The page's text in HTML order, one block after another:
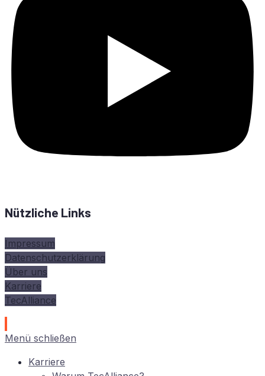
Nützliche Links
Impressum
Datenschutzerklärung
Über uns
Karriere
TecAlliance
Menü schließen
Kar­rie­re